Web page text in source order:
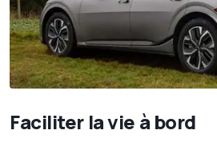
Faciliter la vie à bord